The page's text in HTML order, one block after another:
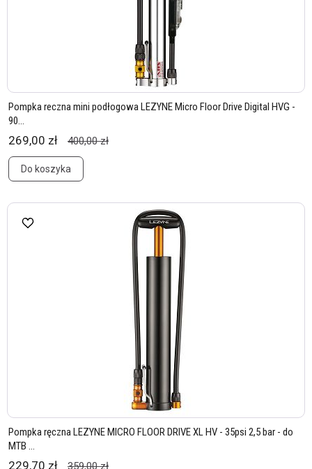
Pompka reczna mini podłogowa LEZYNE Micro Floor Drive Digital HVG -
90...
269,00 zł 400,00 zł
Do koszyka
Pompka ręczna LEZYNE MICRO FLOOR DRIVE XL HV - 35psi 2,5 bar - do
MTB ...
229,70 zł 359,00 zł